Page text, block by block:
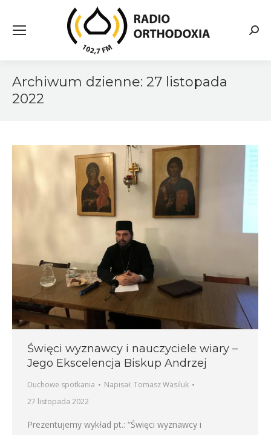
Archiwum dzienne: 27 listopada
2022
Święci wyznawcy i nauczyciele wiary –
Jego Ekscelencja Biskup Andrzej
Duchowe spotkania Napisał: Tomasz Wasiluk
27 listopada 2022
Prezentujemy wykład pt.: “Święci wyznawcy i